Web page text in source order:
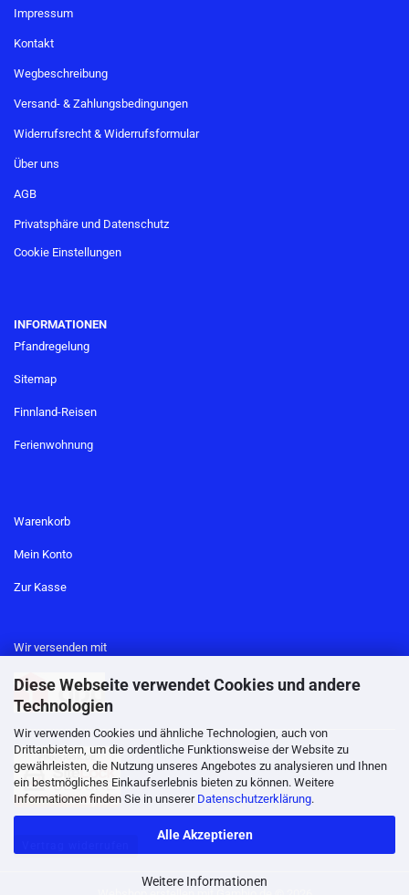
Diese Webseite verwendet Cookies und andere
Technologien
Wir verwenden Cookies und ähnliche Technologien, auch von
Drittanbietern, um die ordentliche Funktionsweise der Website zu
gewährleisten, die Nutzung unseres Angebotes zu analysieren und Ihnen
ein bestmögliches Einkaufserlebnis bieten zu können. Weitere
Informationen finden Sie in unserer Datenschutzerklärung.
Alle Akzeptieren
Weitere Informationen
Impressum
Kontakt
Wegbeschreibung
Versand- & Zahlungsbedingungen
Widerrufsrecht & Widerrufsformular
Über uns
AGB
Privatsphäre und Datenschutz
Cookie Einstellungen
INFORMATIONEN
Pfandregelung
Sitemap
Finnland-Reisen
Ferienwohnung
Warenkorb
Mein Konto
Zur Kasse
Wir versenden mit